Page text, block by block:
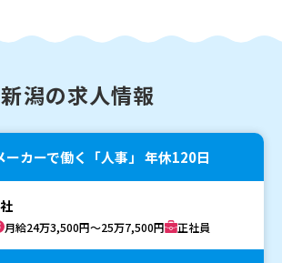
新潟の求人情報
ーカーで働く「人事」 年休120日
月給24万3,500円～25万7,500円 正社員